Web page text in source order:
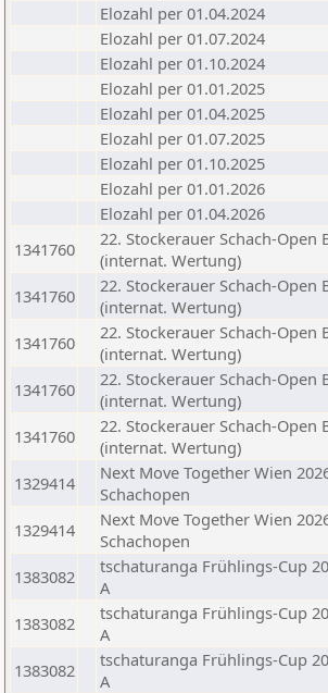
Elozahl per 01.04.2024
Elozahl per 01.07.2024
Elozahl per 01.10.2024
Elozahl per 01.01.2025
Elozahl per 01.04.2025
Elozahl per 01.07.2025
Elozahl per 01.10.2025
Elozahl per 01.01.2026
Elozahl per 01.04.2026
1341760
22. Stockerauer Schach-Open
(internat. Wertung)
1341760
22. Stockerauer Schach-Open
(internat. Wertung)
1341760
22. Stockerauer Schach-Open
(internat. Wertung)
1341760
22. Stockerauer Schach-Open
(internat. Wertung)
1341760
22. Stockerauer Schach-Open
(internat. Wertung)
1329414
Next Move Together Wien
Schachopen
1329414
Next Move Together Wien
Schachopen
1383082
tschaturanga Frühlings-Cup
A
1383082
tschaturanga Frühlings-Cup
A
1383082
tschaturanga Frühlings-Cup
A